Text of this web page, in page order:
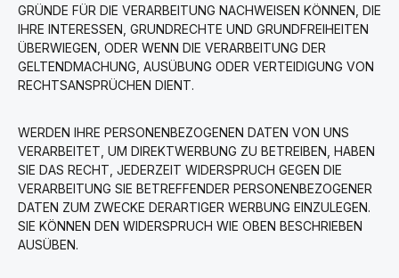
GRÜNDE FÜR DIE VERARBEITUNG NACHWEISEN KÖNNEN, DIE
IHRE INTERESSEN, GRUNDRECHTE UND GRUNDFREIHEITEN
ÜBERWIEGEN, ODER WENN DIE VERARBEITUNG DER
GELTENDMACHUNG, AUSÜBUNG ODER VERTEIDIGUNG VON
RECHTSANSPRÜCHEN DIENT.
WERDEN IHRE PERSONENBEZOGENEN DATEN VON UNS
VERARBEITET, UM DIREKTWERBUNG ZU BETREIBEN, HABEN
SIE DAS RECHT, JEDERZEIT WIDERSPRUCH GEGEN DIE
VERARBEITUNG SIE BETREFFENDER PERSONENBEZOGENER
DATEN ZUM ZWECKE DERARTIGER WERBUNG EINZULEGEN.
SIE KÖNNEN DEN WIDERSPRUCH WIE OBEN BESCHRIEBEN
AUSÜBEN.